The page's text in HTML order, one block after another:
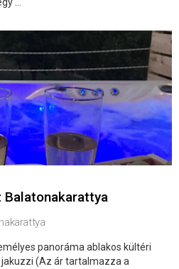
Balatonakarattya
panoráma ablakos kültéri
(Az ár tartalmazza a